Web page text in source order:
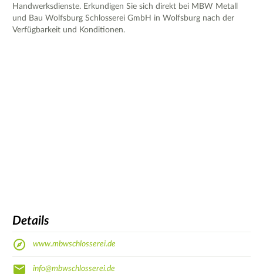
Handwerksdienste. Erkundigen Sie sich direkt bei MBW Metall
und Bau Wolfsburg Schlosserei GmbH in Wolfsburg nach der
Verfügbarkeit und Konditionen.
Details
www.mbwschlosserei.de
info@mbwschlosserei.de